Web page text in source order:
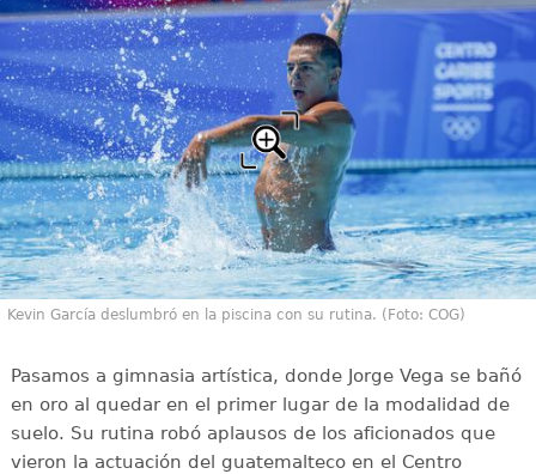
Kevin García deslumbró en la piscina con su rutina. (Foto: COG)
Pasamos a gimnasia artística, donde Jorge Vega se bañó
en oro al quedar en el primer lugar de la modalidad de
suelo. Su rutina robó aplausos de los aficionados que
vieron la actuación del guatemalteco en el Centro